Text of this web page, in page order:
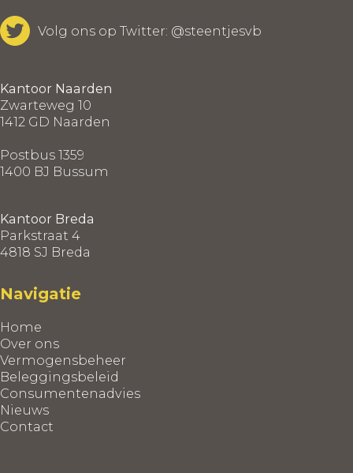
Volg ons op Twitter: @steentjesvb
Kantoor Naarden
Zwarteweg 10
1412 GD Naarden
Postbus 1359
1400 BJ Bussum
Kantoor Breda
Parkstraat 4
4818 SJ Breda
Navigatie
Home
Over ons
Vermogensbeheer
Beleggingsbeleid
Consumentenadvies
Nieuws
Contact